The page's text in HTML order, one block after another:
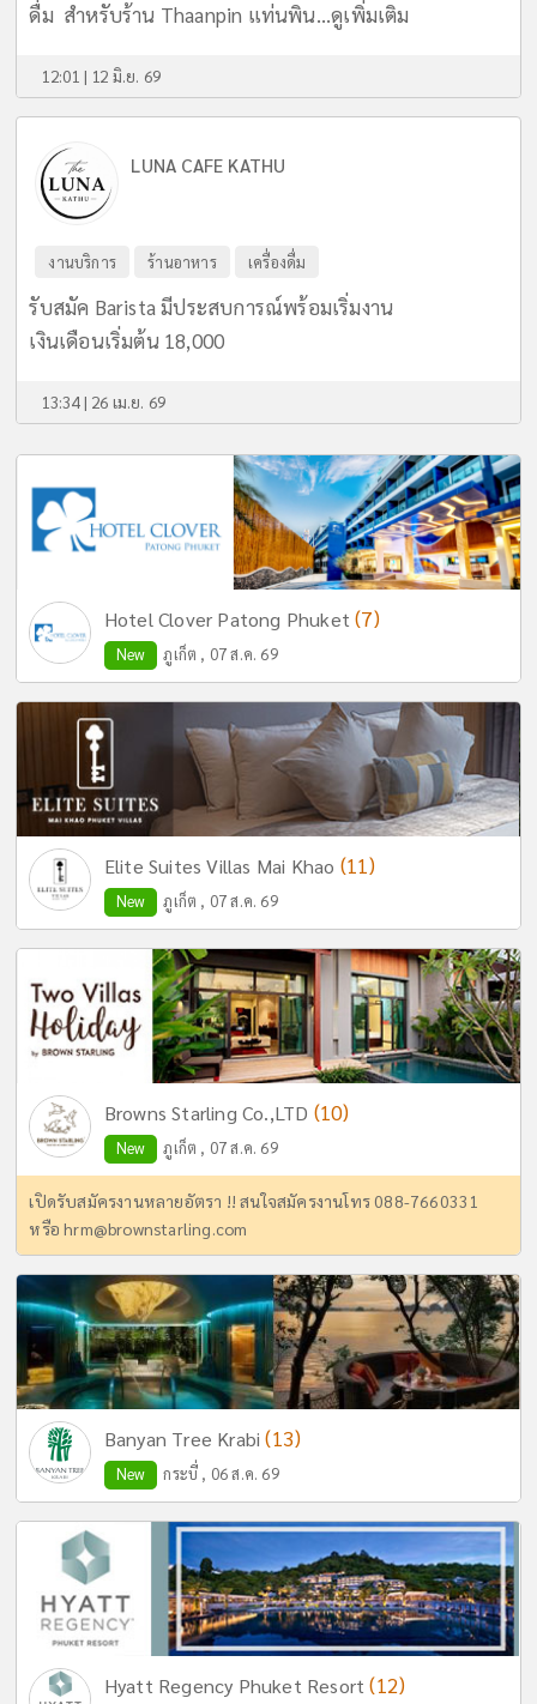
ดื่ม สำหรับร้าน Thaanpin แท่นพิน...ดูเพิ่มเติม
12:01 | 12 มิ.ย. 69
LUNA CAFE KATHU
งานบริการ ร้านอาหาร เครื่องดื่ม
รับสมัค Barista มีประสบการณ์พร้อมเริ่มงาน
เงินเดือนเริ่มต้น 18,000
13:34 | 26 เม.ย. 69
Hotel Clover Patong Phuket(7)
New ภูเก็ต , 07 ส.ค. 69
Elite Suites Villas Mai Khao (11)
New ภูเก็ต , 07 ส.ค. 69
Browns Starling Co.,LTD (10)
New ภูเก็ต , 07 ส.ค. 69
เปิดรับสมัครงานหลายอัตรา !! สนใจสมัครงานโทร 088-7660331
หรือhrm@brownstarling.com
Banyan Tree Krabi(13)
New กระบี่ , 06 ส.ค. 69
Hyatt Regency Phuket Resort(12)